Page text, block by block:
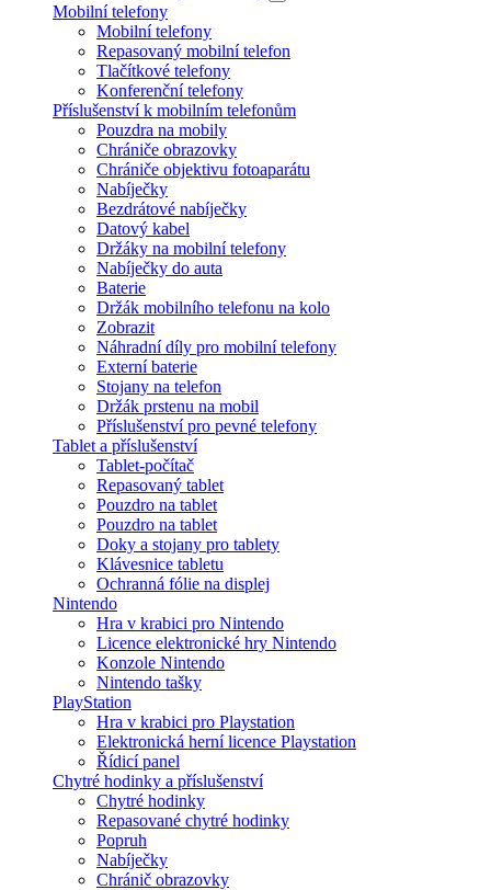
Mobilní telefony
Mobilní telefony
Repasovaný mobilní telefon
Tlačítkové telefony
Konferenční telefony
Příslušenství k mobilním telefonům
Pouzdra na mobily
Chrániče obrazovky
Chrániče objektivu fotoaparátu
Nabíječky
Bezdrátové nabíječky
Datový kabel
Držáky na mobilní telefony
Nabíječky do auta
Baterie
Držák mobilního telefonu na kolo
Zobrazit
Náhradní díly pro mobilní telefony
Externí baterie
Stojany na telefon
Držák prstenu na mobil
Příslušenství pro pevné telefony
Tablet a příslušenství
Tablet-počítač
Repasovaný tablet
Pouzdro na tablet
Pouzdro na tablet
Doky a stojany pro tablety
Klávesnice tabletu
Ochranná fólie na displej
Nintendo
Hra v krabici pro Nintendo
Licence elektronické hry Nintendo
Konzole Nintendo
Nintendo tašky
PlayStation
Hra v krabici pro Playstation
Elektronická herní licence Playstation
Řídicí panel
Chytré hodinky a příslušenství
Chytré hodinky
Repasované chytré hodinky
Popruh
Nabíječky
Chránič obrazovky